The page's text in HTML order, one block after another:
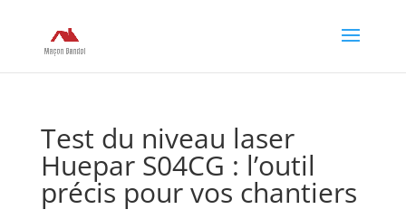
Test du niveau laser
Huepar S04CG : l’outil
précis pour vos chantiers